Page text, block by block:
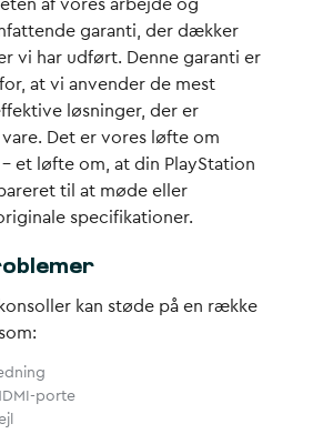
af vores arbejde og
garanti, der dækker
vi har udført. Denne garanti er
at vi anvender de mest
løsninger, der er
Det er vores løfte om
et løfte om, at din PlayStation
til at møde eller
specifikationer.
kan støde på en række
porte